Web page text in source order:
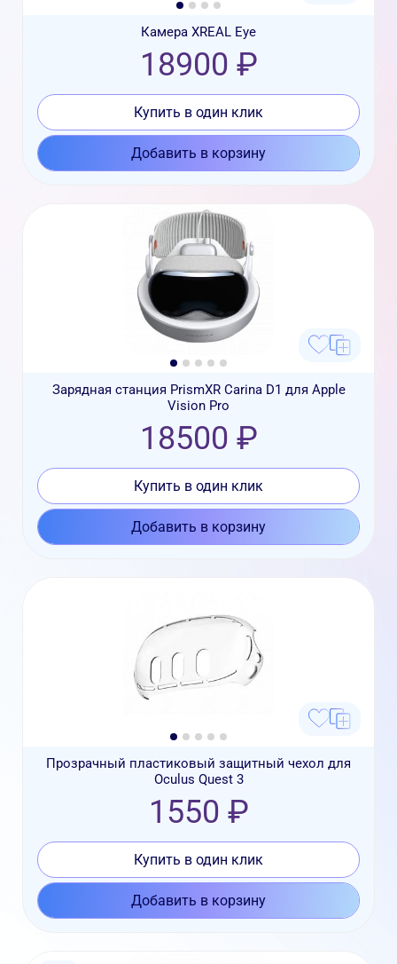
Камера XREAL Eye
18900 ₽
Купить в один клик
Добавить в корзину
Зарядная станция PrismXR Carina D1 для Apple
Vision Pro
18500 ₽
Купить в один клик
Добавить в корзину
Прозрачный пластиковый защитный чехол для
Oculus Quest 3
1550 ₽
Купить в один клик
Добавить в корзину